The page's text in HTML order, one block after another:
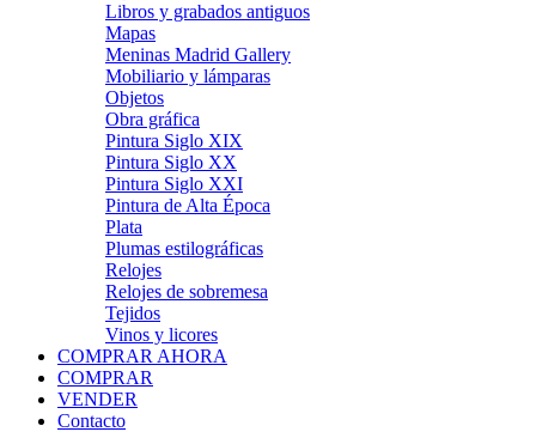
Libros y grabados antiguos
Mapas
Meninas Madrid Gallery
Mobiliario y lámparas
Objetos
Obra gráfica
Pintura Siglo XIX
Pintura Siglo XX
Pintura Siglo XXI
Pintura de Alta Época
Plata
Plumas estilográficas
Relojes
Relojes de sobremesa
Tejidos
Vinos y licores
COMPRAR AHORA
COMPRAR
VENDER
Contacto